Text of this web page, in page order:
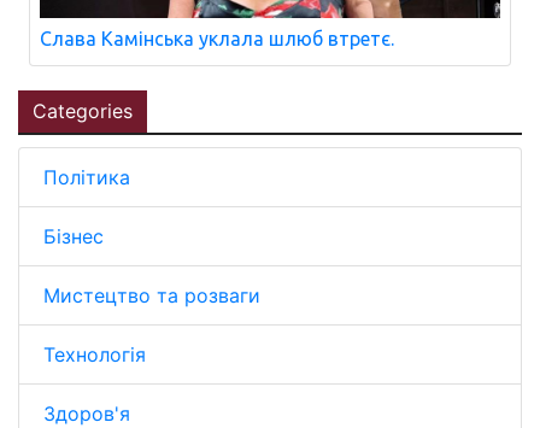
Слава Камінська уклала шлюб втретє.
Categories
Політика
Бізнес
Мистецтво та розваги
Технологія
Здоров'я